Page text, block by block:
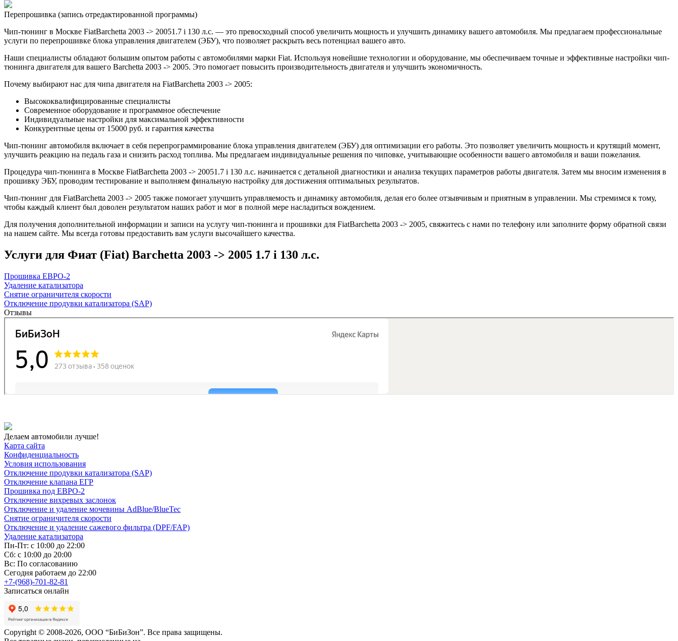
Перепрошивка (запись отредактированной программы)
Чип-тюнинг в Москве FiatBarchetta 2003 -> 20051.7 i 130 л.с. — это превосходный способ увеличить мощность и улучшить динамику вашего автомобиля. Мы предлагаем профессиональные
услуги по перепрошивке блока управления двигателем (ЭБУ), что позволяет раскрыть весь потенциал вашего авто.
Наши специалисты обладают большим опытом работы с автомобилями марки Fiat. Используя новейшие технологии и оборудование, мы обеспечиваем точные и эффективные настройки чип-
тюнинга двигателя для вашего Barchetta 2003 -> 2005. Это помогает повысить производительность двигателя и улучшить экономичность.
Почему выбирают нас для чипа двигателя на FiatBarchetta 2003 -> 2005:
Высококвалифицированные специалисты
Современное оборудование и программное обеспечение
Индивидуальные настройки для максимальной эффективности
Конкурентные цены от 15000 руб. и гарантия качества
Чип-тюнинг автомобиля включает в себя перепрограммирование блока управления двигателем (ЭБУ) для оптимизации его работы. Это позволяет увеличить мощность и крутящий момент,
улучшить реакцию на педаль газа и снизить расход топлива. Мы предлагаем индивидуальные решения по чиповке, учитывающие особенности вашего автомобиля и ваши пожелания.
Процедура чип-тюнинга в Москве FiatBarchetta 2003 -> 20051.7 i 130 л.с. начинается с детальной диагностики и анализа текущих параметров работы двигателя. Затем мы вносим изменения в
прошивку ЭБУ, проводим тестирование и выполняем финальную настройку для достижения оптимальных результатов.
Чип-тюнинг для FiatBarchetta 2003 -> 2005 также помогает улучшить управляемость и динамику автомобиля, делая его более отзывчивым и приятным в управлении. Мы стремимся к тому,
чтобы каждый клиент был доволен результатом наших работ и мог в полной мере насладиться вождением.
Для получения дополнительной информации и записи на услугу чип-тюнинга и прошивки для FiatBarchetta 2003 -> 2005, свяжитесь с нами по телефону или заполните форму обратной связи
на нашем сайте. Мы всегда готовы предоставить вам услуги высочайшего качества.
Услуги для Фиат (Fiat) Barchetta 2003 -> 2005 1.7 i 130 л.с.
Прошивка ЕВРО-2
Удаление катализатора
Снятие ограничителя скорости
Отключение продувки катализатора (SAP)
Отзывы
Делаем автомобили лучше!
Карта сайта
Конфиденциальность
Условия использования
Отключение продувки катализатора (SAP)
Отключение клапана ЕГР
Прошивка под ЕВРО-2
Отключение вихревых заслонок
Отключение и удаление мочевины AdBlue/BlueTec
Снятие ограничителя скорости
Отключение и удаление сажевого фильтра (DPF/FAP)
Удаление катализатора
Пн-Пт: с 10:00 до 22:00
Сб: с 10:00 до 20:00
Вс: По согласованию
Сегодня работаем до 22:00
+7-(968)-701-82-81
Записаться онлайн
Copyright © 2008-2026, ООО “БиБиЗон”. Все права защищены.